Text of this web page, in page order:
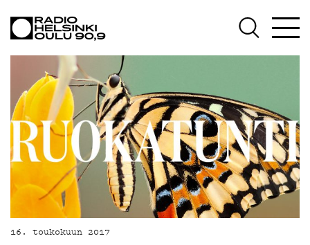
AJANKOHTAISTA
OHJELMAT
TEKIJÄT
ON-DEMAND
PODCAST
MAINOSTA
YHTEYSTIEDOT
16. toukokuun 2017